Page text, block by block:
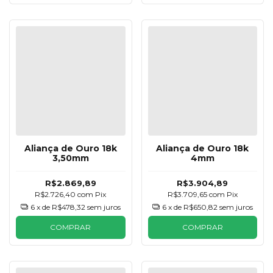
Aliança de Ouro 18k
3,50mm
R$2.869,89
R$2.726,40com Pix
6 x de R$478,32 sem juros
COMPRAR
Aliança de Ouro 18k
4mm
R$3.904,89
R$3.709,65 com Pix
6 x de R$650,82 sem juros
COMPRAR